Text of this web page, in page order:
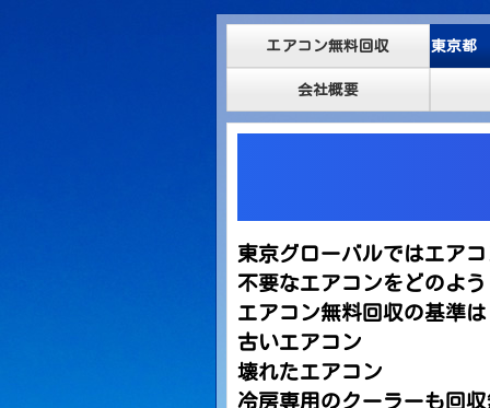
エアコン無料回収 東京
会社概要
東京グローバルではエア
不要なエアコンをどのよ
エアコン無料回収の基準は
古いエアコン
壊れたエアコン
冷房専用のクーラーも回